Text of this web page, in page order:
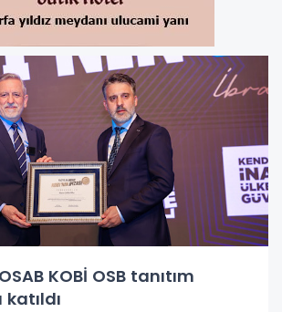
KOBİ OSB tanıtım